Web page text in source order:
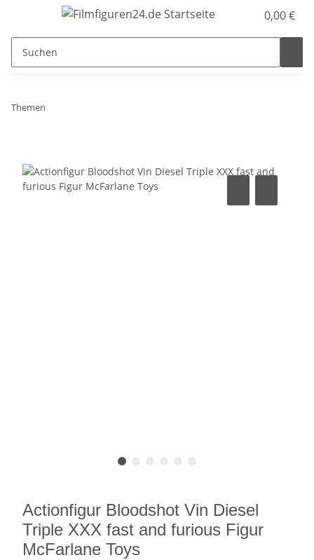
0,00 €
Themen
Actionfigur Bloodshot Vin Diesel
Triple XXX fast and furious Figur
McFarlane Toys